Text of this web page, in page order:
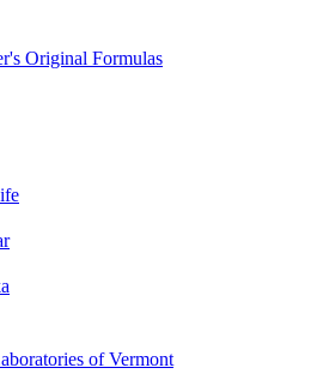
Original Formulas
of Vermont